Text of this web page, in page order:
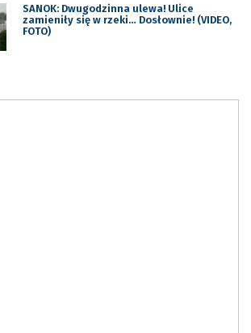
SANOK: Dwugodzinna ulewa! Ulice
zamieniły się w rzeki… Dosłownie! (VIDEO,
FOTO)